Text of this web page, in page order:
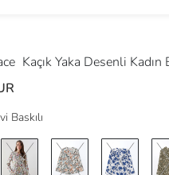
Kaçık Yaka Desenli Kadın
Baskılı